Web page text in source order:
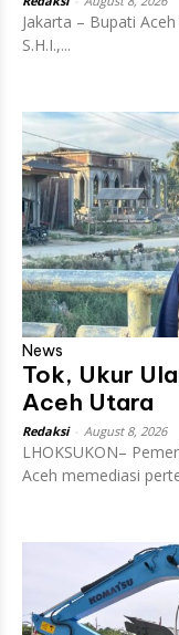
Jakarta – Bupati
S.H.I.,...
News
Tok, Ukur
Aceh Utara
Redaksi August 8, 2026
LHOKSUKON–
Aceh memediasi